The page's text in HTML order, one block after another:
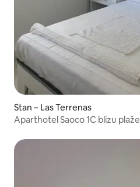
Stan – Las Terrenas
Aparthotel Saoco 1C blizu plaže